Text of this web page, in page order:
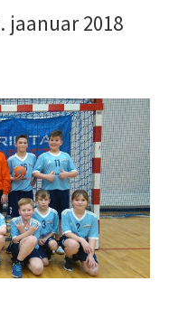
jaanuar 2018